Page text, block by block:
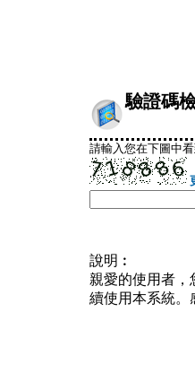
驗證碼
請輸入您在下圖中
說明︰
親愛的使用者
續使用本系統。